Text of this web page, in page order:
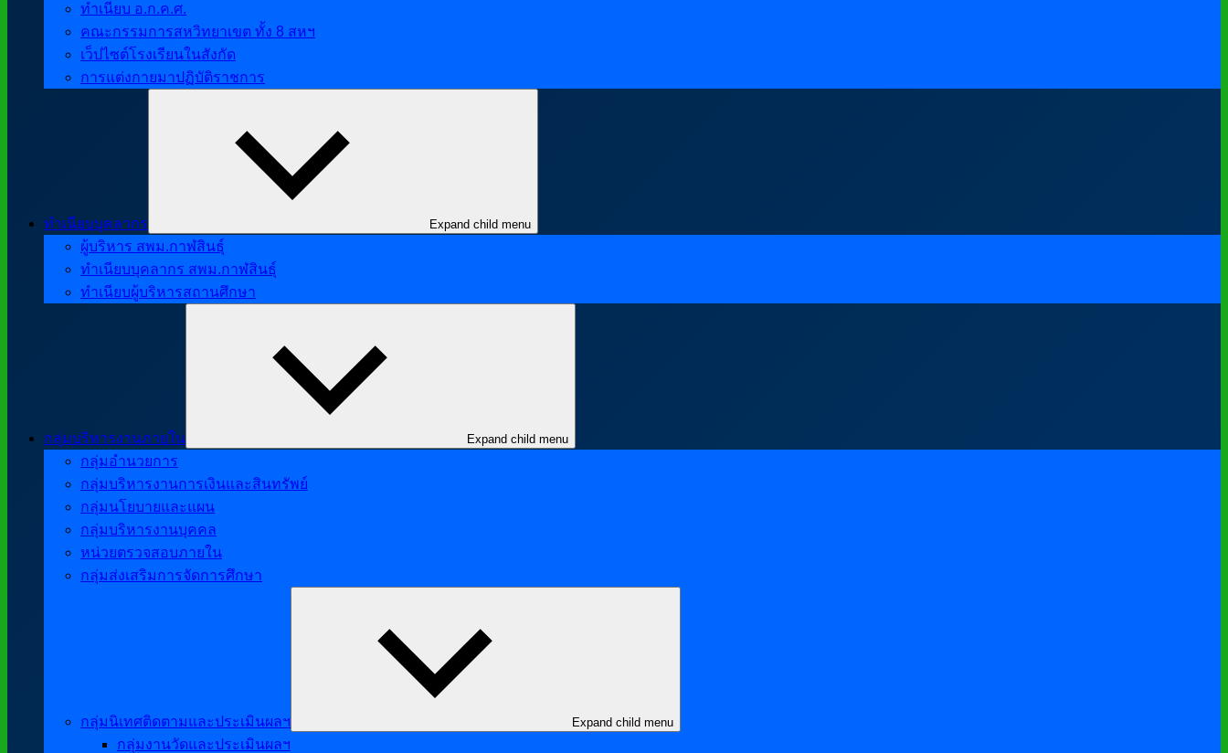
ทำเนียบ อ.ก.ค.ศ.
คณะกรรมการสหวิทยาเขต ทั้ง 8 สหฯ
เว็ปไซต์โรงเรียนในสังกัด
การแต่งกายมาปฏิบัติราชการ
ทำเนียบบุคลากร Expand child menu
ผู้บริหาร สพม.กาฬสินธุ์
ทำเนียบบุคลากร สพม.กาฬสินธุ์
ทำเนียบผู้บริหารสถานศึกษา
กลุ่มบริหารงานภายใน Expand child menu
กลุ่มอำนวยการ
กลุ่มบริหารงานการเงินและสินทรัพย์
กลุ่มนโยบายและแผน
กลุ่มบริหารงานบุคคล
หน่วยตรวจสอบภายใน
กลุ่มส่งเสริมการจัดการศึกษา
กลุ่มนิเทศติดตามและประเมินผลฯ Expand child menu
กลุ่มงานวัดและประเมินผลฯ